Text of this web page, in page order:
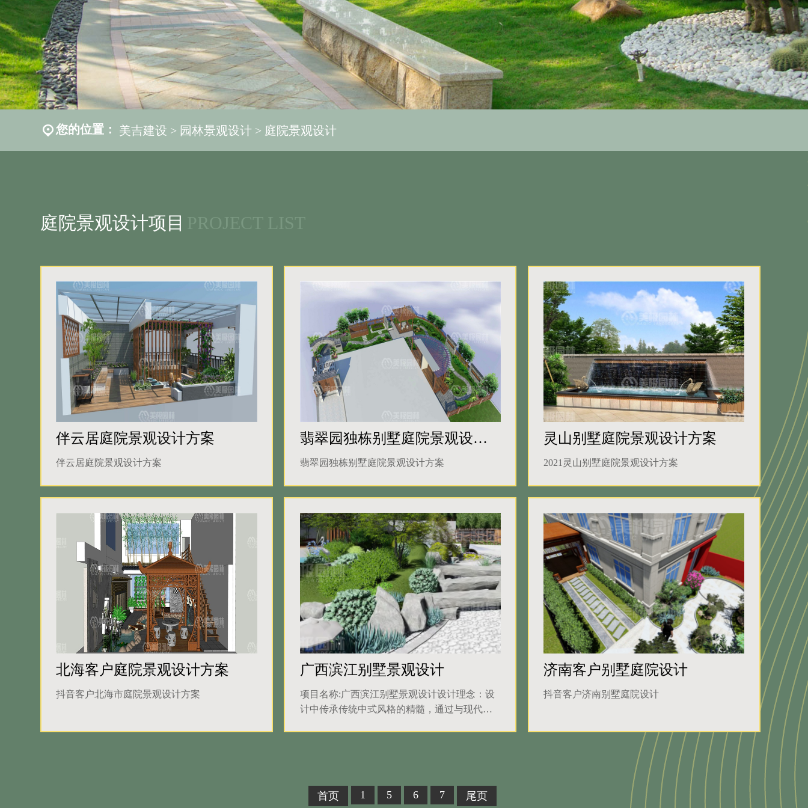
您的位置： 美吉建设 园林景观设计 庭院景观设计
庭院景观设计项目 PROJECT LIST
伴云居庭院景观设计方案
伴云居庭院景观设计方案
翡翠园独栋别墅庭院景观设计方案
翡翠园独栋别墅庭院景观设计方案
灵山别墅庭院景观设计方案
2021灵山别墅庭院景观设计方案
北海客户庭院景观设计方案
抖音客户北海市庭院景观设计方案
广西滨江别墅景观设计
项目名称:广西滨江别墅景观设计设计理念：设
计中传承传统中式风格的精髓，通过与现代潮
济南客户别墅庭院设计
抖音客户济南别墅庭院设计
首页 1 5 6 7 尾页